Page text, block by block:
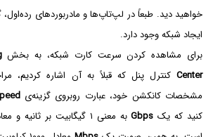
خواهید دید. طبعاً در لپ‌تاپ‌ها و مادربوردهای
ایجاد شبکه وجود دارد.
برای مشاهده کردن سرعت کارت شبکه، به بخش
Center کنترل پنل که قبلاً به آن اشاره کردیم،
مشخصات کانکشن خود، عبارت روبروی گزینه‌ی
کنید که یک Gbps